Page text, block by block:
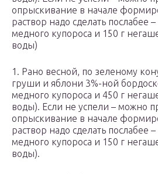
опрыскивание в начале
раствор надо сделать послабее
медного купороса и 150 г
воды)
1. Рано весной, по зеленому
груши и яблони 3%-ной
медного купороса и 450 г
воды). Если не успели – можно
опрыскивание в начале
раствор надо сделать послабее
медного купороса и 150 г
воды).